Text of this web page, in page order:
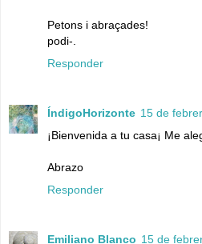
Petons i abraçades!
podi-.
Responder
ÍndigoHorizonte 15 de
¡Bienvenida a tu casa¡ Me
Abrazo
Responder
Emiliano Blanco 15 de